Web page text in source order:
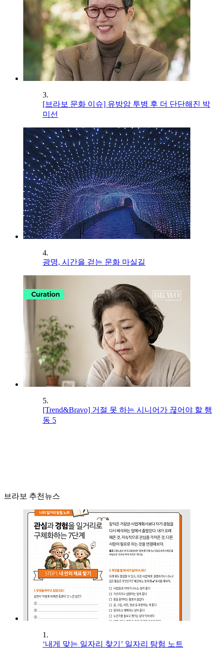
3.
[브라보 문화 이슈] 유방암 투병 후 더 단단해진 박
미선
4.
광명, 시간을 걷는 문화 마실길
5.
[Trend&Bravo] 거절 못 하는 시니어가 끊어야 할 행
동 5
브라보 추천뉴스
1.
‘내게 맞는 일자리 찾기’ 일자리 탐험 노트